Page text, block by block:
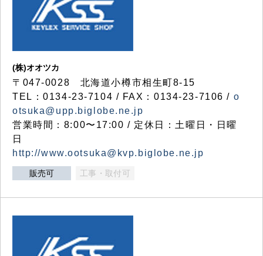
(株)オオツカ
〒047-0028 北海道小樽市相生町8-15
TEL：0134-23-7104 / FAX：0134-23-7106 / o
otsuka@upp.biglobe.ne.jp
営業時間：8:00〜17:00 / 定休日：土曜日・日曜
日
http://www.ootsuka@kvp.biglobe.ne.jp
販売可 工事・取付可